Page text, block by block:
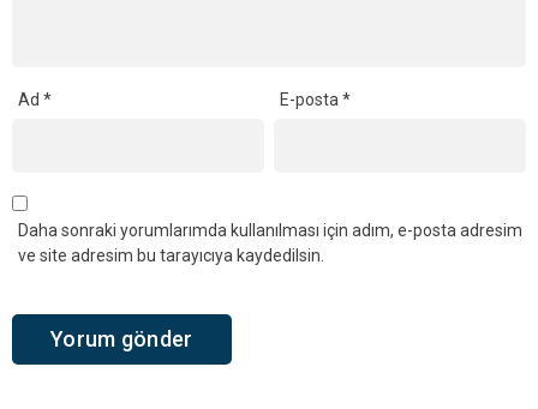
Ad * E-posta*
Daha sonraki yorumlarımda kullanılması için adım, e-posta adresim
ve site adresim bu tarayıcıya kaydedilsin.